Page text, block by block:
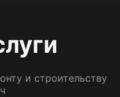
и строительству